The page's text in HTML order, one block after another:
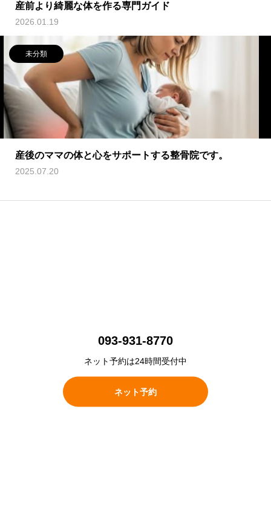
産前より綺麗な体を作る専門ガイド
2026.01.19
未分類
産後のママの体と心をサポートする整骨院です。
2025.07.20
093-931-8770
ネット予約は24時間受付中
ネット予約